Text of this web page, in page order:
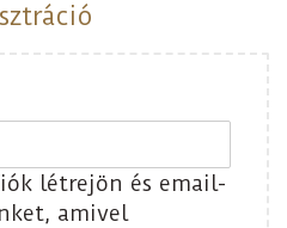
létrejön és email-
amivel